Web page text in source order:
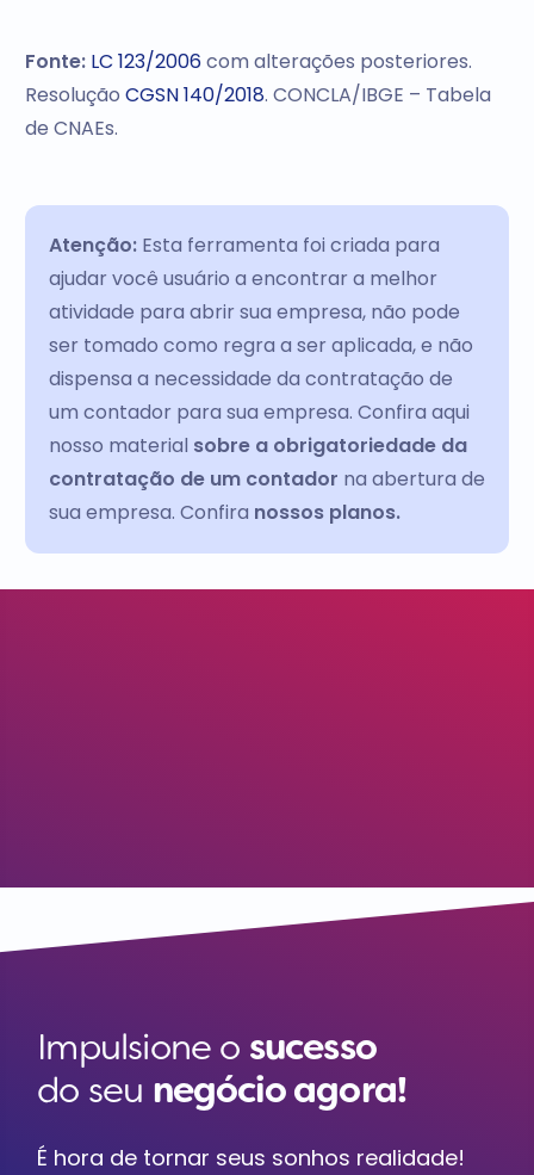
Fonte: LC 123/2006com alterações posteriores.
ResoluçãoCGSN 140/2018. CONCLA/IBGE – Tabela
de CNAEs.
Atenção:Esta ferramenta foi criada para
ajudar você usuário a encontrar a melhor
atividade para abrir sua empresa, não pode
ser tomado como regra a ser aplicada, e não
dispensa a necessidade da contratação de
um contador para sua empresa. Confira aqui
nosso material sobre a obrigatoriedade da
contratação de um contador na abertura de
sua empresa. Confira nossos planos.
Impulsione o sucesso
do seu negócio agora!
É hora de tornar seus sonhos realidade!